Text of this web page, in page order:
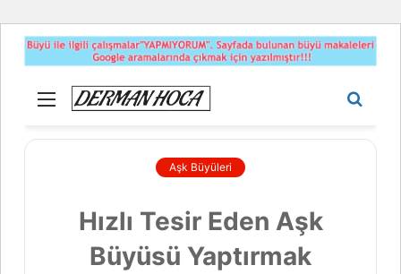
Menü
Aşk Büyüleri
Hızlı Tesir Eden Aşk
Büyüsü Yaptırmak